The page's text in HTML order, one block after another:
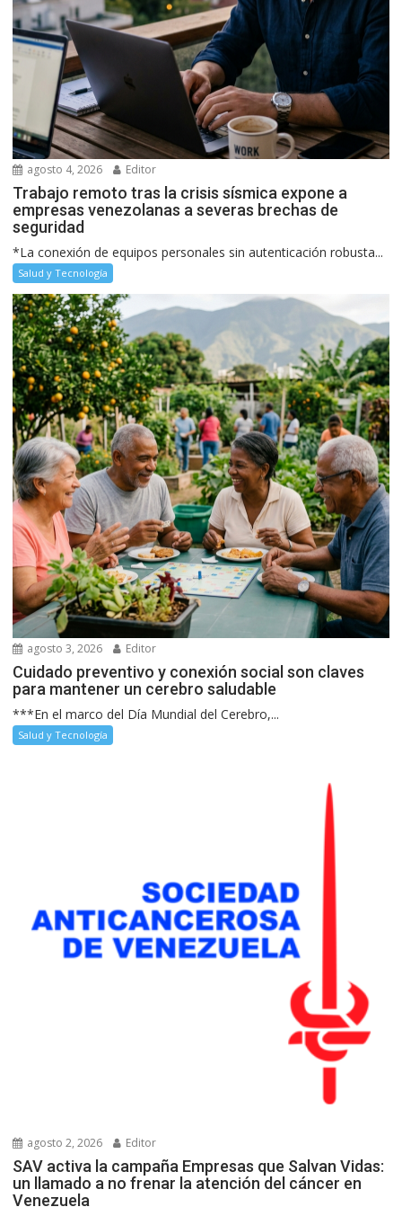
agosto 4, 2026 Editor
Trabajo remoto tras la crisis sísmica expone a
empresas venezolanas a severas brechas de
seguridad
*La conexión de equipos personales sin autenticación robusta...
Salud y Tecnología
agosto 3, 2026 Editor
Cuidado preventivo y conexión social son claves
para mantener un cerebro saludable
***En el marco del Día Mundial del Cerebro,...
Salud y Tecnología
agosto 2, 2026 Editor
SAV activa la campaña Empresas que Salvan Vidas:
un llamado a no frenar la atención del cáncer en
Venezuela